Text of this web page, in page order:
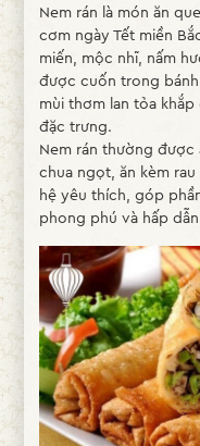
Nem rán là món ăn
cơm ngày Tết miền
miến, mộc nhĩ, nấm
được cuốn trong
mùi thơm lan tỏa
đặc trưng.
Nem rán thường
chua ngọt, ăn kèm
hệ yêu thích, góp
phong phú và hấp